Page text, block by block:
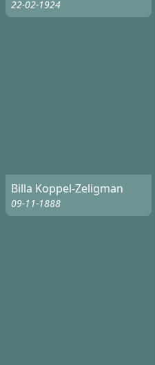
22-02-1924
Billa Koppel-Zeligman
09-11-1888